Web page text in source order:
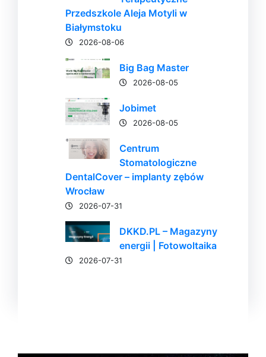
Przedszkole Aleja Motyli w
Białymstoku
2026-08-06
Big Bag Master
2026-08-05
Jobimet
2026-08-05
Centrum
Stomatologiczne
DentalCover – implanty zębów
Wrocław
2026-07-31
DKKD.PL – Magazyny
energii | Fotowoltaika
2026-07-31